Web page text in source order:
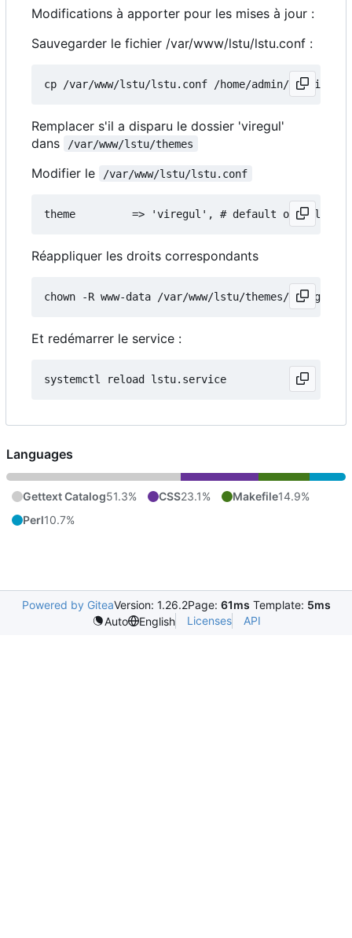
Modifications à apporter pour les mises à jour :
Sauvegarder le fichier /var/www/lstu/lstu.conf :
Remplacer s'il a disparu le dossier 'viregul'
dans
/var/www/lstu/themes
Modifier le /var/www/lstu/lstu.conf
Réappliquer les droits correspondants
Et redémarrer le service :
Languages
Gettext Catalog51.3% CSS23.1% Makefile14.9%
Perl10.7%
Powered by GiteaVersion: 1.26.2Page: 61ms Template: 5ms
Auto
English Licenses API